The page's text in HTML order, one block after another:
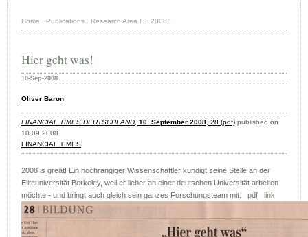
Home · Publications · Research Area E · 2008 ·
Hier geht was!
10-Sep-2008
Oliver Baron
FINANCIAL TIMES DEUTSCHLAND, 10. September 2008, 28 (pdf) published on
10.09.2008
FINANCIAL TIMES
2008 is great! Ein hochrangiger Wissenschaftler kündigt seine Stelle an der
Eliteuniversität Berkeley, weil er lieber an einer deutschen Universität arbeiten
möchte - und bringt auch gleich sein ganzes Forschungsteam mit. pdf link